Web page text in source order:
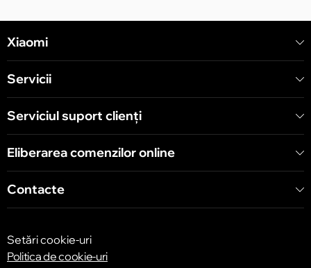
Chișinău
str. Arborilor 21, CC «Shopping MallDova»
Xiaomi
Servicii
Serviciul suport clienţi
Eliberarea comenzilor online
Contacte
Setări cookie-uri
Politica de cookie-uri